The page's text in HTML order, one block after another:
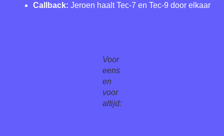
Callback: Jeroen haalt Tec-7 en Tec-9 door elkaar
Voor
eens
en
voor
altijd: